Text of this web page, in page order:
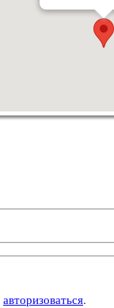
авторизоваться.